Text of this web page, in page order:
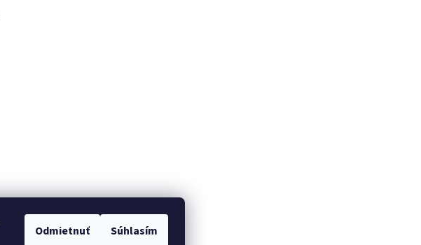
Odmietnuť Súhlasím